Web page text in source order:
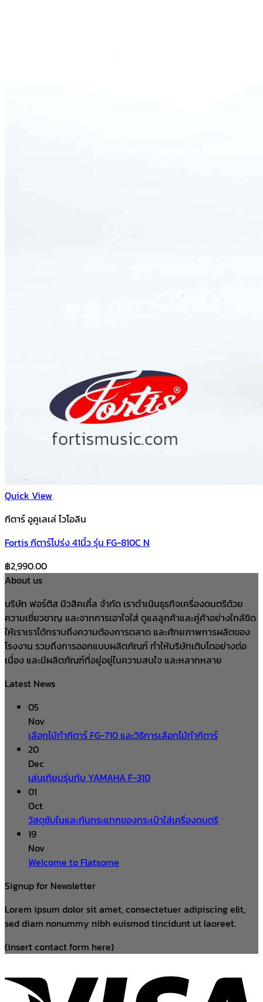
Quick View
กีตาร์ อูคูเลเล่ ไวโอลิน
Fortis กีตาร์โปร่ง 41นิ้ว รุ่น FG-810C N
฿2,990.00
About us
บริษัท ฟอร์ติส มิวสิคเคิ้ล จำกัด เราดำเนินธุรกิจเครื่องดนตรีด้วย
ความเชี่ยวชาญ และจากการเอาใจใส่ ดูแลลูกค้าและคู่ค้าอย่างใกล้ชิด
ให้เราเราได้ทราบถึงความต้องการตลาด และศักยภาพการผลิตของ
โรงงาน รวมถึงการออกแบบผลิตภัณฑ์ ทำให้บริษัทเติบโตอย่างต่อ
เนื่อง และมีผลิตภัณฑ์ที่อยู่อยู่ในความสนใจ และหลากหลาย
Latest News
05
Nov
เลือกไม้ทำกีตาร์ FG-710 และวิธีการเลือกไม้ทำกีตาร์
20
Dec
เล่นเทียบรุ่นกับ YAMAHA F-310
01
Oct
วัสดุซับในและกันกระแทกของกระเป๋าใส่เครื่องดนตรี
19
Nov
Welcome to Flatsome
Signup for Newsletter
Lorem ipsum dolor sit amet, consectetuer adipiscing elit,
sed diam nonummy nibh euismod tincidunt ut laoreet.
(insert contact form here)